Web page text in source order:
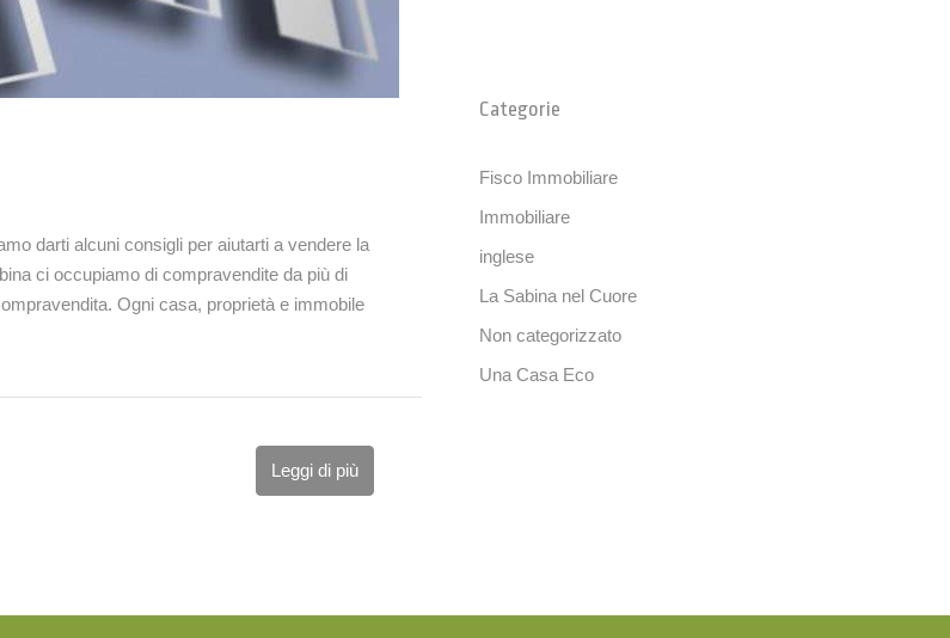
darti alcuni consigli per aiutarti a vendere la
ci occupiamo di compravendite da più di
Ogni casa, proprietà e immobile
Leggi di più
Categorie
Fisco Immobiliare
Immobiliare
inglese
La Sabina nel Cuore
Non categorizzato
Una Casa Eco